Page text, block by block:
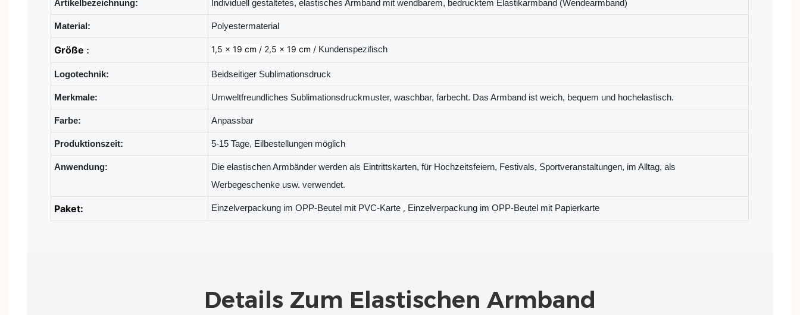
Artikelbezeichnung: Individuell gestaltetes, elastisches Armband mit wendbarem, bedrucktem Elastikarmband (Wendearmband)
Material: Polyestermaterial
Größe : 1,5 x 19 cm / 2,5 x 19 cm / Kundenspezifisch
Logotechnik: Beidseitiger Sublimationsdruck
Merkmale: Umweltfreundliches Sublimationsdruckmuster, waschbar, farbecht. Das Armband ist weich, bequem und hochelastisch.
Farbe: Anpassbar
Produktionszeit: 5-15 Tage, Eilbestellungen möglich
Anwendung:
Die elastischen Armbänder werden als Eintrittskarten, für Hochzeitsfeiern, Festivals, Sportveranstaltungen, im Alltag, als
Werbegeschenke usw. verwendet.
Paket: Einzelverpackung im OPP-Beutel mit PVC-Karte , Einzelverpackung im OPP-Beutel mit Papierkarte
Details Zum Elastischen Armband